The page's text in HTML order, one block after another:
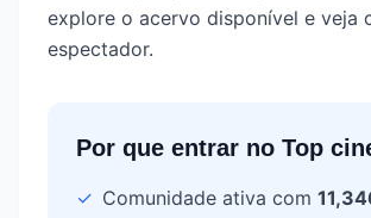
explore o acervo disponível e veja
espectador.
Por que entrar no Top
✓ Comunidade ativa com